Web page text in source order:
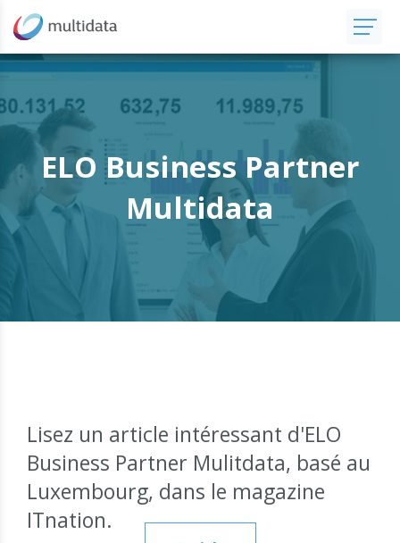
ELO Business Partner
Multidata
Lisez un article intéressant d'ELO
Business Partner Mulitdata, basé au
Luxembourg, dans le magazine
ITnation.